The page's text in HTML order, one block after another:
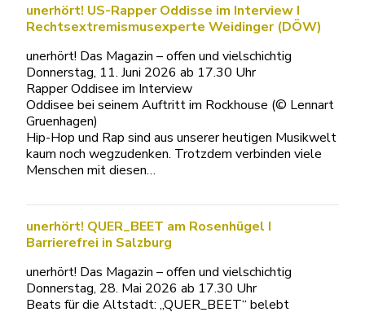
unerhört! US-Rapper Oddisse im Interview I
Rechtsextremismusexperte Weidinger (DÖW)
unerhört! Das Magazin – offen und vielschichtig
Donnerstag, 11. Juni 2026 ab 17.30 Uhr
Rapper Oddisee im Interview
Oddisee bei seinem Auftritt im Rockhouse (© Lennart
Gruenhagen)
Hip-Hop und Rap sind aus unserer heutigen Musikwelt
kaum noch wegzudenken. Trotzdem verbinden viele
Menschen mit diesen…
unerhört! QUER_BEET am Rosenhügel I
Barrierefrei in Salzburg
unerhört! Das Magazin – offen und vielschichtig
Donnerstag, 28. Mai 2026 ab 17.30 Uhr
Beats für die Altstadt: „QUER_BEET“ belebt